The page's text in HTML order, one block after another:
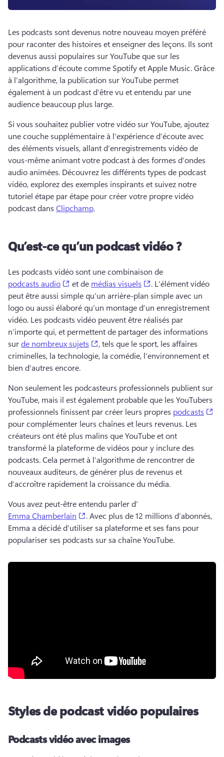
Les podcasts sont devenus notre nouveau moyen préféré
pour raconter des histoires et enseigner des leçons. Ils sont
devenus aussi populaires sur YouTube que sur les
applications d’écoute comme Spotify et Apple Music. Grâce
à l’algorithme, la publication sur YouTube permet
également à un podcast d’être vu et entendu par une
audience beaucoup plus large.
Si vous souhaitez publier votre vidéo sur YouTube, ajoutez
une couche supplémentaire à l’expérience d’écoute avec
des éléments visuels, allant d’enregistrements vidéo de
vous-même animant votre podcast à des formes d’ondes
audio animées. Découvrez les différents types de podcast
vidéo, explorez des exemples inspirants et suivez notre
tutoriel étape par étape pour créer votre propre vidéo
podcast dans Clipchamp.
Qu’est-ce qu’un podcast vidéo ?
Les podcasts vidéo sont une combinaison de
podcasts audio
(opens in a new tab)
et de médias visuels (opens in a new tab)
. L’élément vidéo
peut être aussi simple qu’un arrière-plan simple avec un
logo ou aussi élaboré qu’un montage d’un enregistrement
vidéo. Les podcasts vidéo peuvent être réalisés par
n’importe qui, et permettent de partager des informations
sur de nombreux sujets (opens in a new tab)
, tels que le sport, les affaires
criminelles, la technologie, la comédie, l’environnement et
bien d’autres encore.
Non seulement les podcasteurs professionnels publient sur
YouTube, mais il est également probable que les YouTubers
professionnels finissent par créer leurs propres podcasts
pour complémenter leurs chaînes et leurs revenus. Les
créateurs ont été plus malins que YouTube et ont
transformé la plateforme de vidéos pour y inclure des
podcasts. Cela permet à l’algorithme de rencontrer de
nouveaux auditeurs, de générer plus de revenus et
d’accroître rapidement la croissance du média.
Vous avez peut-être entendu parler d’
Emma Chamberlain
(opens in a new tab)
. Avec plus de 12 millions d’abonnés,
Emma a décidé d’utiliser sa plateforme et ses fans pour
populariser ses podcasts sur sa chaîne YouTube.
Styles de podcast vidéo populaires
Podcasts vidéo avec images